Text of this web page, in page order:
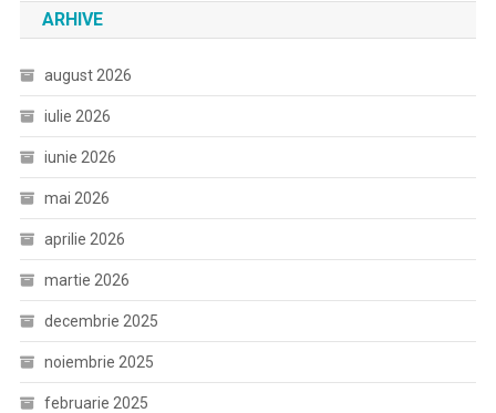
ARHIVE
august 2026
iulie 2026
iunie 2026
mai 2026
aprilie 2026
martie 2026
decembrie 2025
noiembrie 2025
februarie 2025